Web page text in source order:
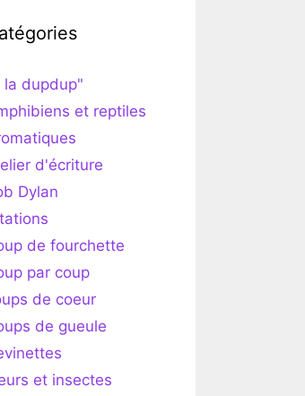
la dupdup"
et reptiles
d'écriture
Dylan
de fourchette
par coup
de coeur
de gueule
et insectes